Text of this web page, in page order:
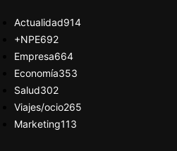
Actualidad914
+NPE692
Empresa664
Economía353
Salud302
Viajes/ocio265
Marketing113